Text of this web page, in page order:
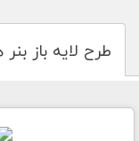
طرح لایه باز